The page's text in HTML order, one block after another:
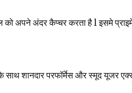
अपने अंदर कैप्चर करता है l इसमे
शानदार परफॉर्मेस और स्मूद यूजर